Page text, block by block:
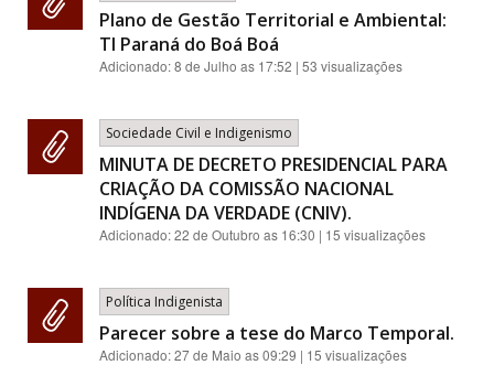
Plano de Gestão Territorial e Ambiental:
TI Paraná do Boá Boá
Adicionado:8 de Julho as 17:52 | 53 visualizações
Sociedade Civil e Indigenismo
MINUTA DE DECRETO PRESIDENCIAL PARA
CRIAÇÃO DA COMISSÃO NACIONAL
INDÍGENA DA VERDADE (CNIV).
Adicionado:22 de Outubro as 16:30 | 15 visualizações
Política Indigenista
Parecer sobre a tese do Marco Temporal.
Adicionado:27 de Maio as 09:29 | 15 visualizações